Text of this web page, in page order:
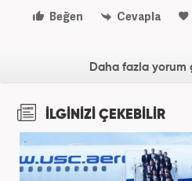
Beğen
Cevapla
Daha fazla yorum
İLGİNİZİ ÇEKEBİLİR